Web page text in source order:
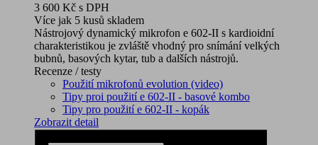
3 600 Kč s DPH
Více jak 5 kusů skladem
Nástrojový dynamický mikrofon e 602-II s kardioidní
charakteristikou je zvláště vhodný pro snímání velkých
bubnů, basových kytar, tub a dalších nástrojů.
Recenze / testy
Použití mikrofonů evolution (video)
Tipy proi použití e 602-II - basové kombo
Tipy pro použití e 602-II - kopák
Zobrazit detail